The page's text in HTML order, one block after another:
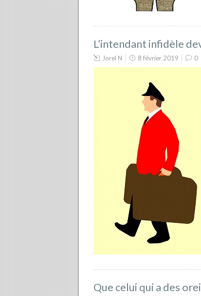
L’intendant infidèle
Jorel N 8 février 2019 0
Que celui qui a des